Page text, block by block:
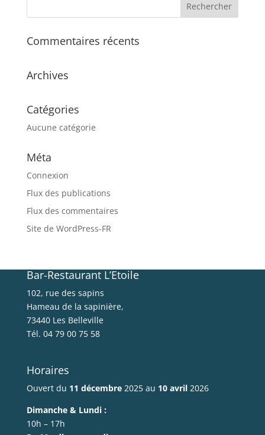
Commentaires récents
Archives
Catégories
Aucune catégorie
Méta
Connexion
Flux des publications
Flux des commentaires
Site de WordPress-FR
Bar-Restaurant L’Etoile
102, rue des sapins
Hameau de la sapinière,
73440 Les Belleville
Tél. 04 79 00 75 58
Horaires
Ouvert du 11 décembre2025 au 10 avril2026
Dimanche & Lundi :
10h – 17h